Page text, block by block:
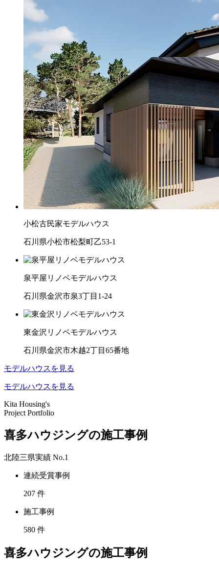
小松古民家モデルハウス
石川県小松市松梨町乙53-1
泉平屋リノベモデルハウス
石川県金沢市泉3丁目1-24
東金沢リノベモデルハウス
石川県金沢市木越2丁目65番地
モデルハウスを見る
モデルハウスを見る
Kita Housing's
Project Portfolio
喜多ハウジングの施工事例
北陸三県実績 No.1
連続受賞事例
207 件
施工事例
580 件
喜多ハウジングの施工事例